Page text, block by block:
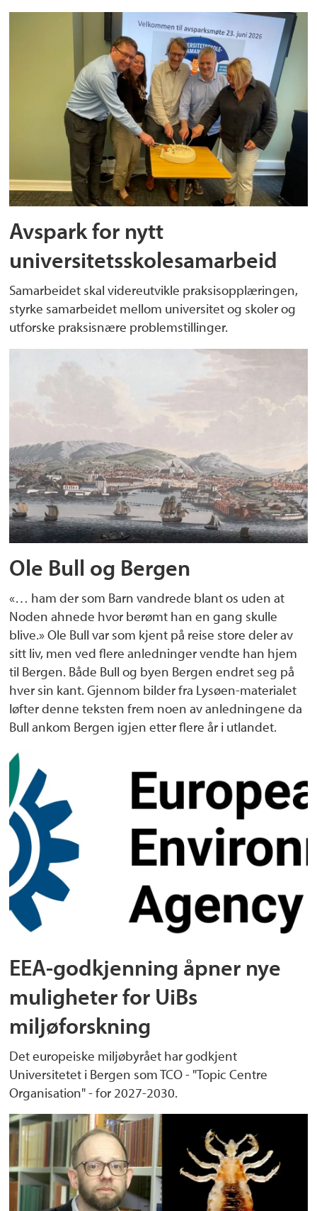
Avspark for nytt
universitetsskolesamarbeid
Samarbeidet skal videreutvikle praksisopplæringen,
styrke samarbeidet mellom universitet og skoler og
utforske praksisnære problemstillinger.
Ole Bull og Bergen
«… ham der som Barn vandrede blant os uden at
Noden ahnede hvor berømt han en gang skulle
blive.» Ole Bull var som kjent på reise store deler av
sitt liv, men ved flere anledninger vendte han hjem
til Bergen. Både Bull og byen Bergen endret seg på
hver sin kant. Gjennom bilder fra Lysøen-materialet
løfter denne teksten frem noen av anledningene da
Bull ankom Bergen igjen etter flere år i utlandet.
EEA-godkjenning åpner nye
muligheter for UiBs
miljøforskning
Det europeiske miljøbyrået har godkjent
Universitetet i Bergen som TCO - "Topic Centre
Organisation" - for 2027-2030.